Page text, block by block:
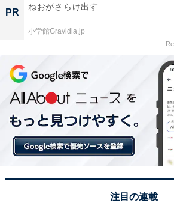
A post shared by 寺西拓人/Teranishi
また、その演技力が認知されはじめ
ートした『情事と事情』に佐藤玲門
PR
ねおがさらけ出す
小学館Gravidia.jp
注目の連載